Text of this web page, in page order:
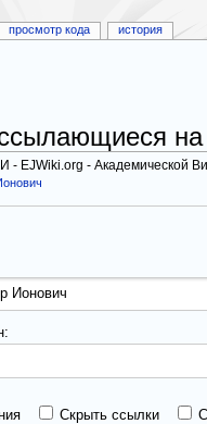
EJWiki.org - Академической
Скрыть ссылки
просмотр кода история